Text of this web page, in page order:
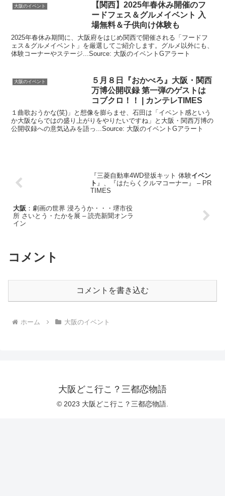
大阪のイベント
【関西】2025年春休み開催のフ
ードフェス＆グルメイベント 入
場無料＆子供向け体験も
2025年春休み期間に、大阪府をはじめ関西で開催される「フードフ
ェス＆グルメイベント」を厳選してご紹介します。グルメ以外にも、
体験コーナーやステージ...Source: 大阪のイベントGアラート
大阪のイベント ５月８日『おかべろ』 大阪 ・関西
万博公開収録 第一弾のゲストは
コブクロ！！ | カンテレTIMES
１曲歌おうかな(笑)」と想像を膨らませ、石田は「イベント感という
か大阪ならではの盛り上がりをやりたいですね」と大阪・関西万博の
公開収録への意気込みを語っ...Source: 大阪のイベントGアラート
『三菱自動車4WD登坂キット 体験イベン
ト 』、『はたらくクルマコーナー』 – PR
TIMES
大阪 ：劇画の世界 浸ろうか・・・堺市役
所 さいとう・たかを展 – 読売新聞オンラ
イン
コメント
コメントを書き込む
ホーム 大阪のイベント
大阪どこ行こ？三都恋物語
© 2023 大阪どこ行こ？三都恋物語.